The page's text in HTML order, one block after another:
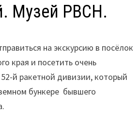
Музей РВСН.
на экскурсию в посёлок
края и посетить очень
й ракетной дивизии, который
бункере бывшего